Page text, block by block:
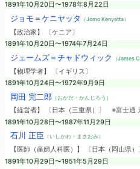
1891年10月20日〜1978年8月22日
ジョモ＝ケニヤッタ （Jomo Kenyatta）
【政治家】 〔ケニア〕
1891年10月20日〜1974年7月24日
ジェームズ＝チャドウィック （James
【物理学者】 〔イギリス〕
1891年10月24日〜1972年9月9日
岡田 完二郎（おかだ・かんじろう）
【経営者】 〔日本（三重県）〕 ※富士通
1891年10月28日〜1987年11月29日
石川 正臣 （いしかわ・まさおみ）
【医師（産婦人科医）】 〔日本（岡山県）
1891年10月29日〜1951年5月29日